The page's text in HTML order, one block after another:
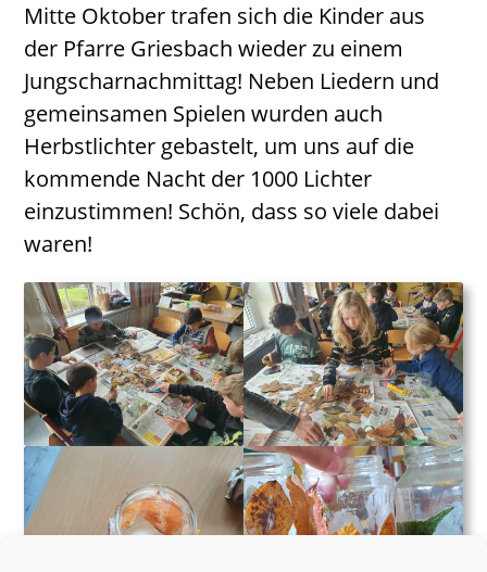
Gottesdienstordnung
Kontakt
Neuigkeiten
PGR / PKR
Mitte Oktober trafen sich die Kinder aus
der Pfarre Griesbach wieder zu einem
Jungscharnachmittag! Neben Liedern und
gemeinsamen Spielen wurden auch
Herbstlichter gebastelt, um uns auf die
kommende Nacht der 1000 Lichter
einzustimmen! Schön, dass so viele dabei
waren!